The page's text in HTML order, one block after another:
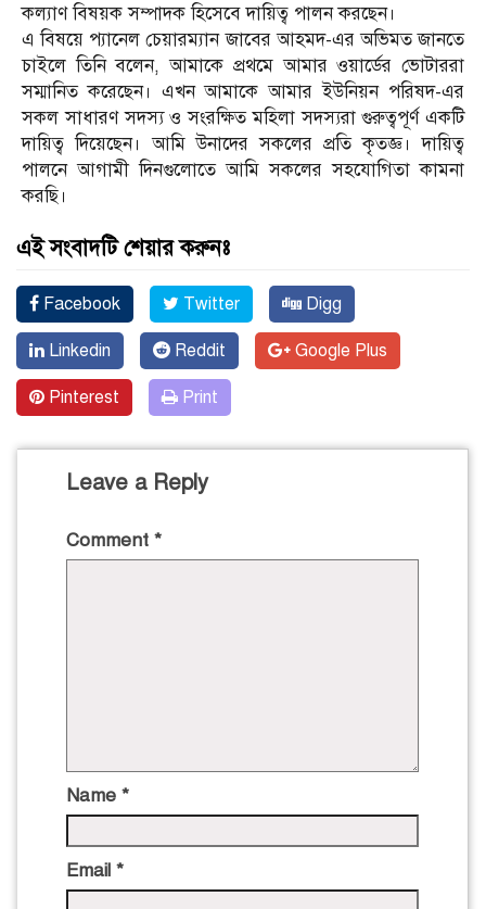
কল‍্যাণ বিষয়ক সম্পাদক হিসেবে দায়িত্ব পালন করছেন।
এ বিষয়ে প‍্যানেল চেয়ারম্যান জাবের আহমদ-এর অভিমত জানতে
চাইলে তিনি বলেন, আমাকে প্রথমে আমার ওয়ার্ডের ভোটাররা
সম্মানিত করেছেন। এখন আমাকে আমার ইউনিয়ন পরিষদ-এর
সকল সাধারণ সদস্য ও সংরক্ষিত মহিলা সদস্যরা গুরুত্বপূর্ণ একটি
দায়িত্ব দিয়েছেন। আমি উনাদের সকলের প্রতি কৃতজ্ঞ। দায়িত্ব
পালনে আগামী দিনগুলোতে আমি সকলের সহযোগিতা কামনা
করছি।
এই সংবাদটি শেয়ার করুনঃ
Facebook Twitter Digg
Linkedin Reddit Google Plus
Pinterest Print
Leave a Reply
Comment *
Name *
Email *